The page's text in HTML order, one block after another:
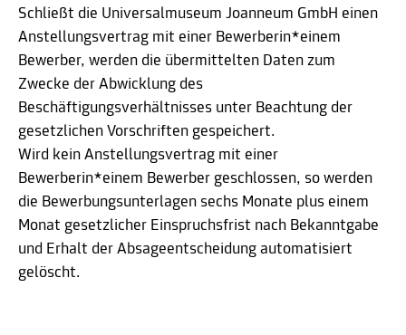
Schließt die Universalmuseum Joanneum GmbH einen
Anstellungsvertrag mit einer Bewerberin*einem
Bewerber, werden die übermittelten Daten zum
Zwecke der Abwicklung des
Beschäftigungsverhältnisses unter Beachtung der
gesetzlichen Vorschriften gespeichert.
Wird kein Anstellungsvertrag mit einer
Bewerberin*einem Bewerber geschlossen, so werden
die Bewerbungsunterlagen sechs Monate plus einem
Monat gesetzlicher Einspruchsfrist nach Bekanntgabe
und Erhalt der Absageentscheidung automatisiert
gelöscht.